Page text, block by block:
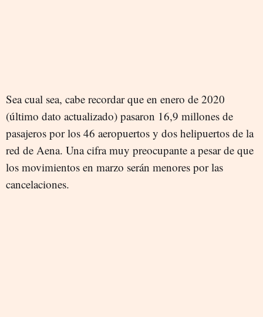
Sea cual sea, cabe recordar que en enero de 2020
(último dato actualizado) pasaron 16,9 millones de
pasajeros por los 46 aeropuertos y dos helipuertos de la
red de Aena. Una cifra muy preocupante a pesar de que
los movimientos en marzo serán menores por las
cancelaciones.